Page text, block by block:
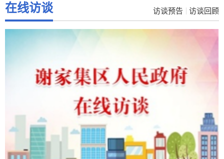
在线访谈 访谈预告 访谈回顾